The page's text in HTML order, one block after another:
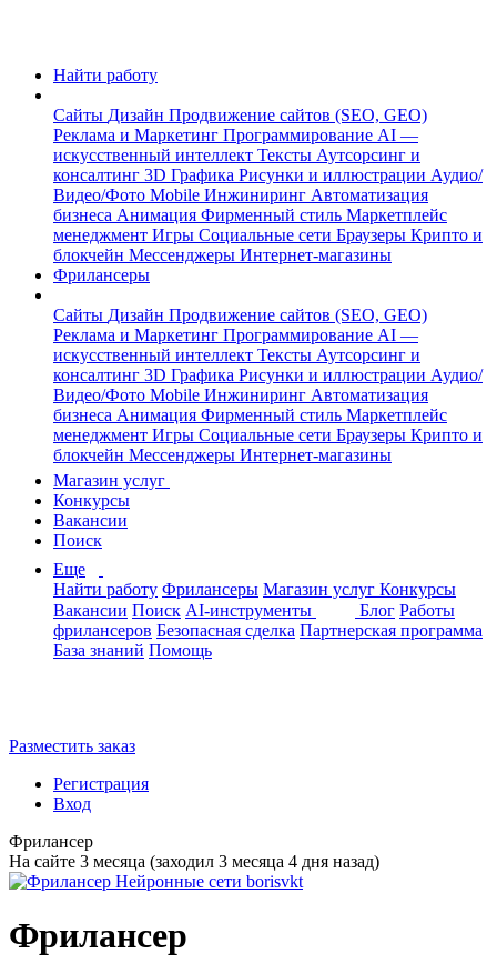
Найти работу
Сайты Дизайн Продвижение сайтов (SEO, GEO)
Реклама и Маркетинг Программирование AI —
искусственный интеллект Тексты Аутсорсинг и
консалтинг 3D Графика Рисунки и иллюстрации Аудио/
Видео/Фото Mobile Инжиниринг Автоматизация
бизнеса Анимация Фирменный стиль Маркетплейс
менеджмент Игры Социальные сети Браузеры Крипто и
блокчейн Мессенджеры Интернет-магазины
Фрилансеры
Сайты Дизайн Продвижение сайтов (SEO, GEO)
Реклама и Маркетинг Программирование AI —
искусственный интеллект Тексты Аутсорсинг и
консалтинг 3D Графика Рисунки и иллюстрации Аудио/
Видео/Фото Mobile Инжиниринг Автоматизация
бизнеса Анимация Фирменный стиль Маркетплейс
менеджмент Игры Социальные сети Браузеры Крипто и
блокчейн Мессенджеры Интернет-магазины
Магазин услуг
Конкурсы
Вакансии
Поиск
Еще
Найти работу Фрилансеры Магазин услуг Конкурсы
Вакансии Поиск AI-инструменты Блог Работы
фрилансеров Безопасная сделка Партнерская программа
База знаний Помощь
Разместить заказ
Регистрация
Вход
Фрилансер
На сайте 3 месяца (заходил 3 месяца 4 дня назад)
Фрилансер